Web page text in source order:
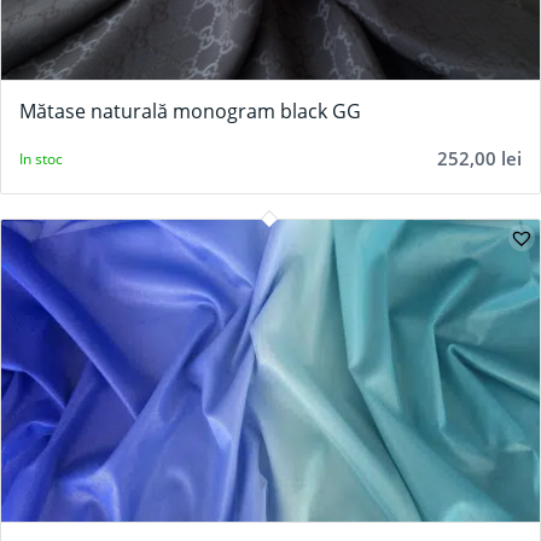
Mătase naturală monogram black GG
252,00 lei
In stoc